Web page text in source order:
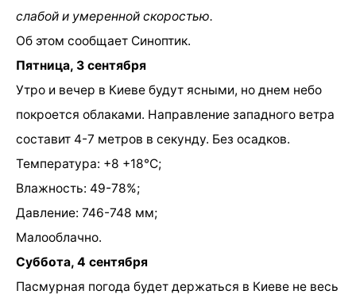
слабой и умеренной скоростью.
Об этом сообщает Синоптик.
Пятница, 3 сентября
Утро и вечер в Киеве будут ясными, но днем небо
покроется облаками. Направление западного ветра
составит 4-7 метров в секунду. Без осадков.
Температура: +8 +18°C;
Влажность: 49-78%;
Давление: 746-748 мм;
Малооблачно.
Суббота, 4 сентября
Пасмурная погода будет держаться в Киеве не весь